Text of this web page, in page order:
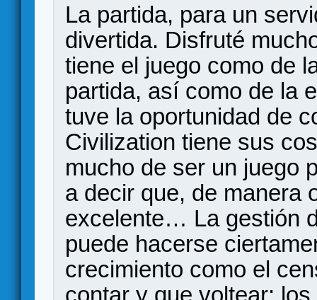
La partida, para un
divertida. Disfruté
tiene el juego como de
partida, así como de la
tuve la oportunidad de
Civilization tiene sus
mucho de ser un juego
a decir que, de manera
excelente… La gestión
puede hacerse
crecimiento como el
contar y que voltear;